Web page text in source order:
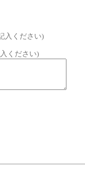
入ください)
ください)